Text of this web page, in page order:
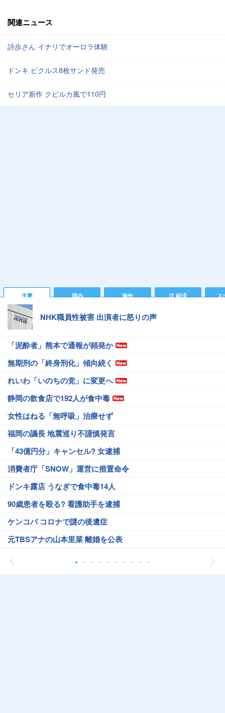
関連ニュース
詩歩さん イナリでオーロラ体験
ドンキ ピクルス8枚サンド発売
セリア新作 クピルカ風で110円
主要 国内 海外 IT 経済 ス
NHK職員性被害 出演者に怒りの声
「泥酔者」熊本で通報が頻発か
無期刑の「終身刑化」傾向続く
れいわ「いのちの党」に変更へ
静岡の飲食店で192人が食中毒
女性はねる「無呼吸」治療せず
福岡の議長 地震巡り不謹慎発言
「43億円分」キャンセル? 女逮捕
消費者庁「SNOW」運営に措置命令
ドンキ露店 うなぎで食中毒14人
90歳患者を殴る? 看護助手を逮捕
ケンコバ コロナで謎の後遺症
元TBSアナの山本里菜 離婚を公表